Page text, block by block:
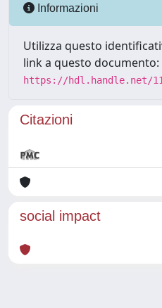
Informazioni
Utilizza questo
link a questo documento:
https://hdl.handle.net/
Citazioni
social impact